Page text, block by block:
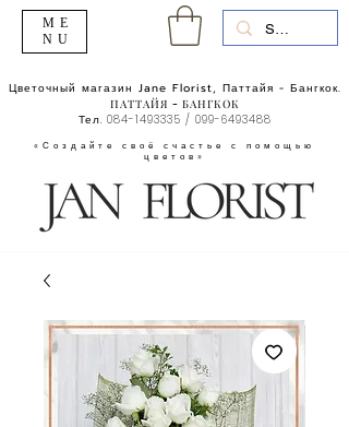
«Создайте своё счастье с помощью
цветов»
Цветочный магазин Jane Florist, Паттайя - Бангкок.
ПАТТАЙЯ - БАНГКОК
Тел. 084-1493335 / 099-6493488
ME
NU